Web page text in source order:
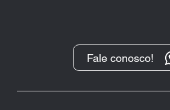
“O Protesto, após sua
importante instrumento
Fale conosco!